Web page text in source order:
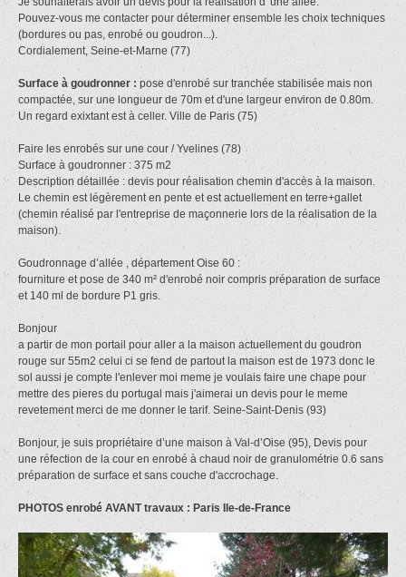
Pouvez-vous me contacter pour déterminer ensemble les choix techniques
(bordures ou pas, enrobé ou goudron...).
Cordialement, Seine-et-Marne (77)
Surface à goudronner : pose d'enrobé sur tranchée stabilisée mais non
compactée, sur une longueur de 70m et d'une largeur environ de 0.80m.
Un regard exixtant est à celler. Ville de Paris (75)
Faire les enrobés sur une cour / Yvelines (78)
Surface à goudronner : 375 m2
Description détaillée : devis pour réalisation chemin d'accès à la maison.
Le chemin est légèrement en pente et est actuellement en terre+gallet
(chemin réalisé par l'entreprise de maçonnerie lors de la réalisation de la
maison).
Goudronnage d’allée , département Oise 60 :
fourniture et pose de 340 m² d'enrobé noir compris préparation de surface
et 140 ml de bordure P1 gris.
Bonjour
a partir de mon portail pour aller a la maison actuellement du goudron
rouge sur 55m2 celui ci se fend de partout la maison est de 1973 donc le
sol aussi je compte l'enlever moi meme je voulais faire une chape pour
mettre des pieres du portugal mais j'aimerai un devis pour le meme
revetement merci de me donner le tarif. Seine-Saint-Denis (93)
Bonjour, je suis propriétaire d’une maison à Val-d’Oise (95), Devis pour
une réfection de la cour en enrobé à chaud noir de granulométrie 0.6 sans
préparation de surface et sans couche d'accrochage.
PHOTOS enrobé AVANT travaux : Paris Ile-de-France